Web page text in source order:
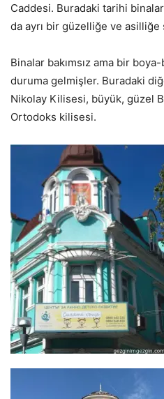
Caddesi. Buradaki tarihi
da ayrı bir güzelliğe ve
Binalar bakımsız ama bir
duruma gelmişler. Buradaki
Nikolay Kilisesi, büyük, güzel
Ortodoks kilisesi.